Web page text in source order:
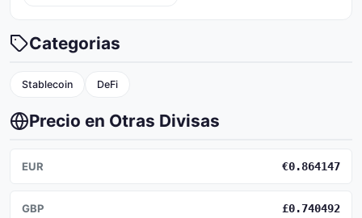
Categorias
Stablecoin DeFi
Precio en Otras Divisas
EUR €0.864147
GBP £0.740492